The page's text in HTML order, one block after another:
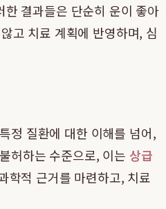
결과들은 단순히 운이 좋아
고 치료 계획에 반영하며, 심
정 질환에 대한 이해를 넘어,
허하는 수준으로, 이는 상급
학적 근거를 마련하고, 치료